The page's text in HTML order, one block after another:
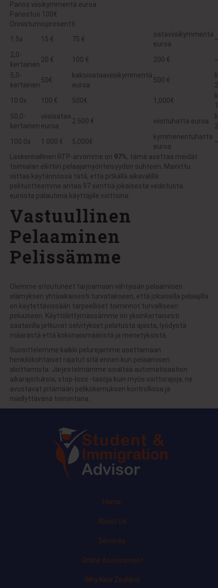
Panos viisikymmentä euroa
Panostus 100€
Onnistumisprosentti
1.5x
15 € 75 €
sataviisikymmentä
euroa
2,0-
kertainen
20 € 100 € 200 €
5,0-
kertainen
50€
kaksisataaviisikymmentä
euroa
500 €
10.0x
100 € 500€ 1,000€
50,0-
kertainen
viisisataa
euroa
2 500 € viisituhatta euroa
100.0x
1 000 € 5,000€
kymmenentuhatta
euroa
Laskennallinen RTP-arvomme on 97%, tämä asettaa meidät
toimialan eliittiin pelaajamyönteisyyden suhteen. Mainittu
viittaa käytännössä tätä, että pitkällä aikavälillä
pelituotteemme antaa 97 senttiä jokaisesta vedetusta
eurosta palautena käyttäjille voittoina.
Vastuullinen
Pelaaminen
Pelissämme
Olemme sitoutuneet tarjoamaan viihtyisän pelaamisen
elämyksen yhtäaikaisesti turvatakseen, että jokaisella pelaajilla
on käytettävissään tarpeelliset toiminnot turvalliseen
peluuseen. Käyttöliittymässämme on yksinkertaisesti
saatavilla jatkuvat selvitykset pelatusta ajasta, lyödystä
määrästä että kokonaismääristä ja menetyksistä.
Suosittelemme kaikki pelurejamme asettamaan
henkilökohtaiset rajatut sitä ennen kun pelaamisen
aloittamista. Järjestelmämme sisältää automatisaation
aikarajoituksia, stop-loss -tasoja kuin myös voittorajoja, ne
avustavat pitämään pelikokemuksen kontrollissa ja
miellyttävänä toimintana.
Home
About Us
Services
Online Assessment
Why New Zealand